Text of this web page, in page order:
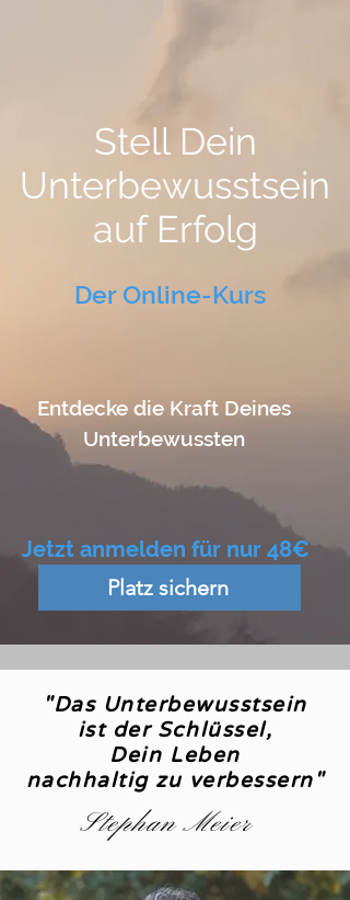
Stell Dein
Unterbewusstsein
auf Erfolg
Der Online-Kurs
Entdecke die Kraft Deines
Unterbewussten
Jetzt anmelden für nur 48€
Platz sichern
"Das Unterbewusstsein
ist der Schlüssel,
Dein Leben
nachhaltig zu verbessern"
Stephan Meier